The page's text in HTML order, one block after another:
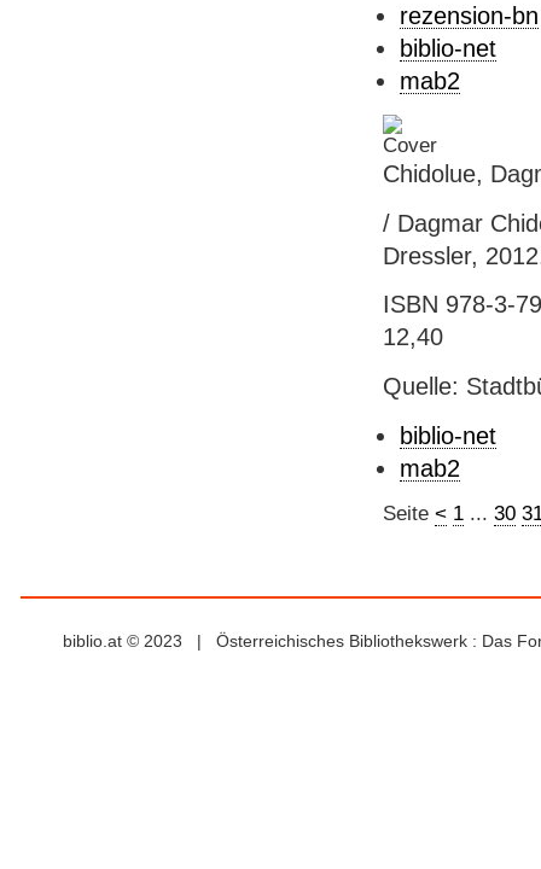
rezension-bn
biblio-net
mab2
Chidolue,
/ Dagmar
Dressler,
ISBN 978-3-
12,40
Quelle:
biblio-net
mab2
Seite < 1... 30
biblio.at © 2023 | Österreichisches Bibliothekswerk : Das